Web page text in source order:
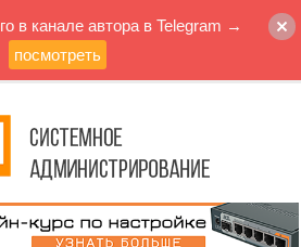
в канале автора в Telegram →
посмотреть